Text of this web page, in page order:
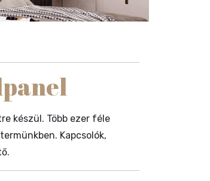
készül. Több ezer féle
Kapcsolók,